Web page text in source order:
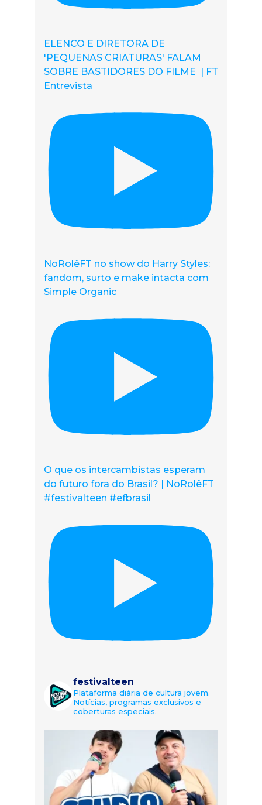
ELENCO E DIRETORA DE
'PEQUENAS CRIATURAS' FALAM
SOBRE BASTIDORES DO FILME | FT
Entrevista
NoRolêFT no show do Harry Styles:
fandom, surto e make intacta com
Simple Organic
O que os intercambistas esperam
do futuro fora do Brasil? | NoRolêFT
#festivalteen #efbrasil
festivalteen
Plataforma diária de cultura jovem.
Notícias, programas exclusivos e
coberturas especiais.